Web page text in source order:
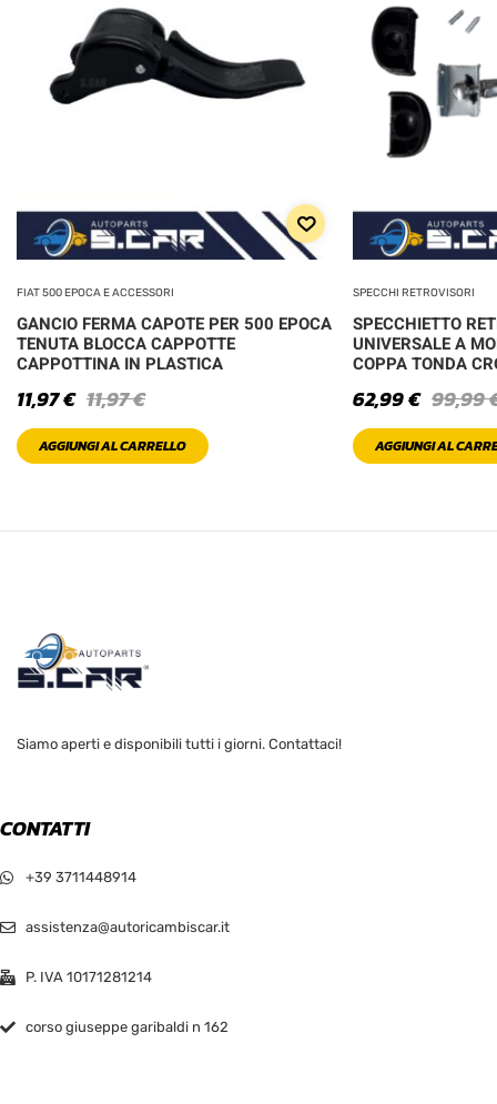
FIAT 500 EPOCA E ACCESSORI
GANCIO FERMA CAPOTE PER 500 EPOCA
TENUTA BLOCCA CAPPOTTE
CAPPOTTINA IN PLASTICA
11,97€
11,97€
AGGIUNGI AL CARRELLO
SPECCHI RETROVISORI
SPECCHIETTO
UNIVERSALE A
COPPA TONDA
99,99
62,99€
AGGIUNGI AL
Siamo aperti e disponibili tutti i giorni. Contattaci!
CONTATTI
+39 3711448914
assistenza@autoricambiscar.it
P. IVA 10171281214
corso giuseppe garibaldi n 162